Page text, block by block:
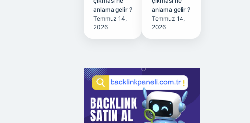
anlama gelir ?
Temmuz 14,
2026
anlama gelir ?
Temmuz 14,
2026